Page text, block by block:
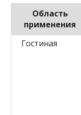
Область
применения
Гостиная